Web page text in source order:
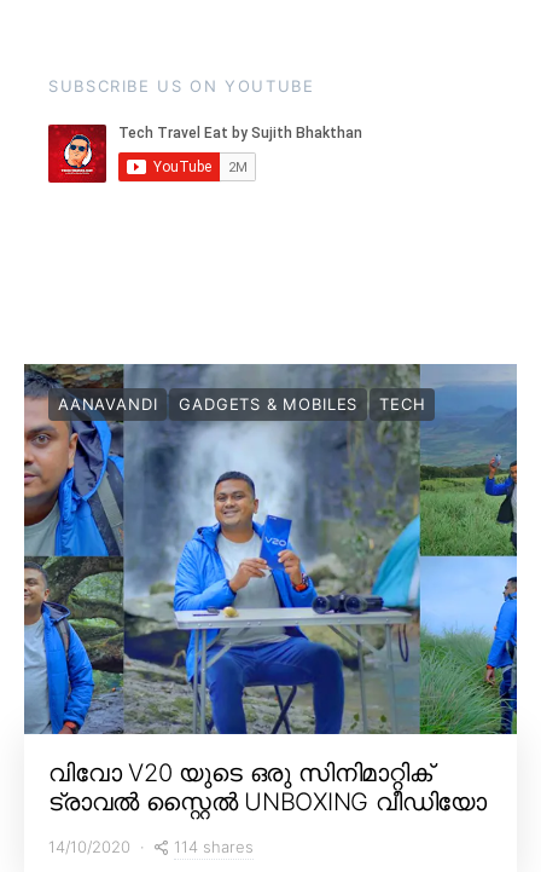
SUBSCRIBE US ON YOUTUBE
AANAVANDI GADGETS & MOBILES TECH
വിവോ V20 യുടെ ഒരു സിനിമാറ്റിക്
ട്രാവൽ സ്റ്റൈൽ UNBOXING വീഡിയോ
14/10/2020 114 shares